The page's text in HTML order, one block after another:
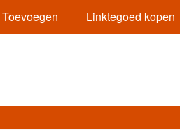
Toevoegen Linktegoed kopen